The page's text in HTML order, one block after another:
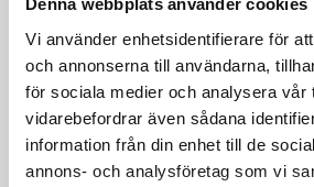
Denna webbplats använder cookies
Vi använder enhetsidentifierare för
och annonserna till användarna,
för sociala medier och analysera vår
vidarebefordrar även sådana
information från din enhet till de
annons- och analysföretag som vi
också: